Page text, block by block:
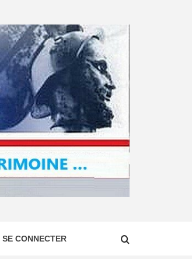
SE CONNECTER